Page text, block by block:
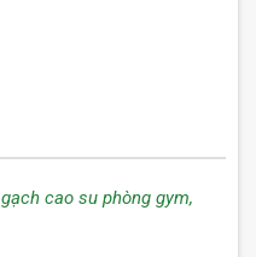
gạch cao su phòng gym,